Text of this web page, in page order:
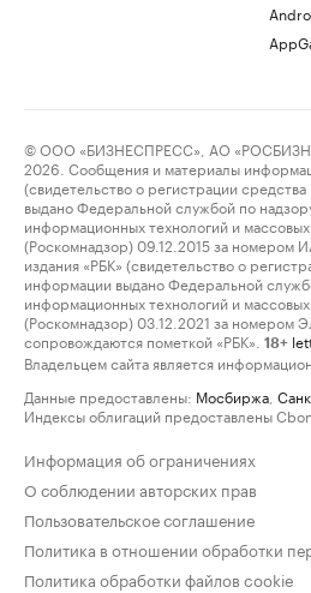
© ООО «БИЗНЕСПРЕСС», АО
2026. Сообщения и материалы
(свидетельство о регистрации
выдано Федеральной службой по
информационных технологий и
(Роскомнадзор) 09.12.2015 за номером
издания «РБК» (свидетельство о
информации выдано Федеральной
информационных технологий и
(Роскомнадзор) 03.12.2021 за номером
сопровождаются пометкой «РБК».
18+
Владельцем сайта является
Данные предоставлены: Мосбиржа
Индексы облигаций предоставлены
Информация об ограничениях
О соблюдении авторских прав
Пользовательское соглашение
Политика в отношении обработки
Политика обработки файлов cookie